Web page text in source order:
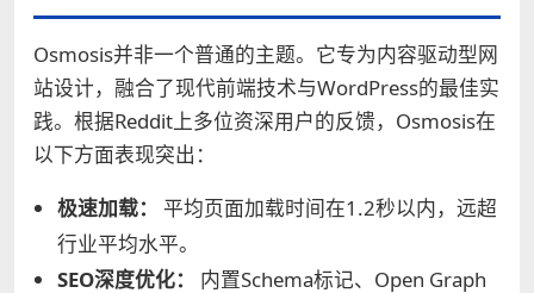
Osmosis并非一个普通的主题。它专为内容驱动型网
站设计，融合了现代前端技术与WordPress的最佳实
践。根据Reddit上多位资深用户的反馈，Osmosis在
以下方面表现突出：
极速加载：
平均页面加载时间在1.2秒以内，远超
行业平均水平。
SEO深度优化：
内置Schema标记、Open Graph